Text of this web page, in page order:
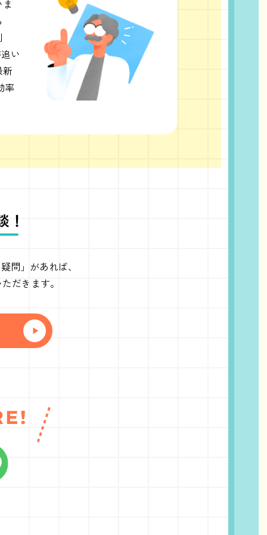
い
新
率
！
問」があれば、
だきます。